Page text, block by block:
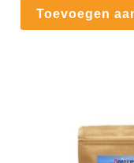
was:
€18,95.
is:
Toevoegen